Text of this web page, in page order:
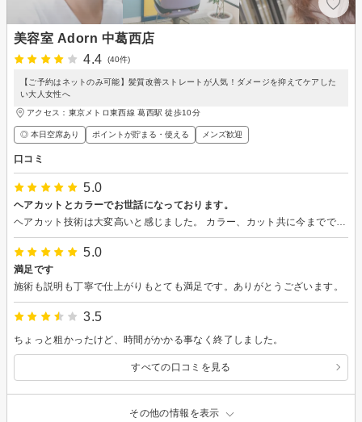
美容室 Adorn 中葛西店
4.4
(40件)
【ご予約はネットのみ可能】髪質改善ストレートが人気！ダメージを抑えてケアした
い大人女性へ
アクセス：東京メトロ東西線 葛西駅 徒歩10分
◎ 本日空席あり ポイントが貯まる・使える メンズ歓迎
口コミ
5.0
ヘアカットとカラーでお世話になっております。
ヘアカット技術は大変高いと感じました。 カラー、カット共に今までで一番満足してます。 店内は窓が多く、閑静な住宅街にあるため、開放感もあり、癒される場だと思います。
5.0
満足です
施術も説明も丁寧で仕上がりもとても満足です。ありがとうございます。
3.5
ちょっと粗かったけど、時間がかかる事なく終了しました。
すべての口コミを見る
その他の情報を表示